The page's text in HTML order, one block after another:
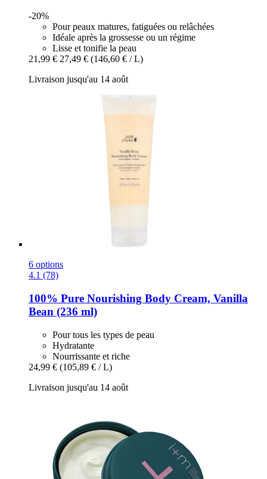
-20%
Pour peaux matures, fatiguées ou relâchées
Idéale après la grossesse ou un régime
Lisse et tonifie la peau
21,99 € 27,49 € (146,60 € / L)
Livraison jusqu'au 14 août
6 options
4.1 (78)
100% Pure Nourishing Body Cream, Vanilla
Bean (236 ml)
Pour tous les types de peau
Hydratante
Nourrissante et riche
24,99 € (105,89 € / L)
Livraison jusqu'au 14 août